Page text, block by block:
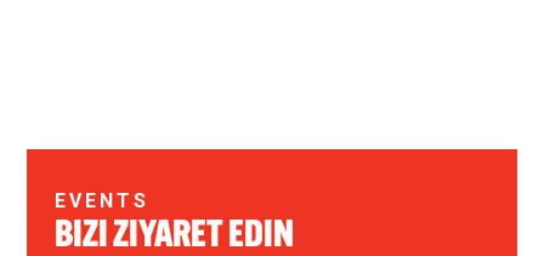
EVENTS
BIZI ZIYARET EDIN